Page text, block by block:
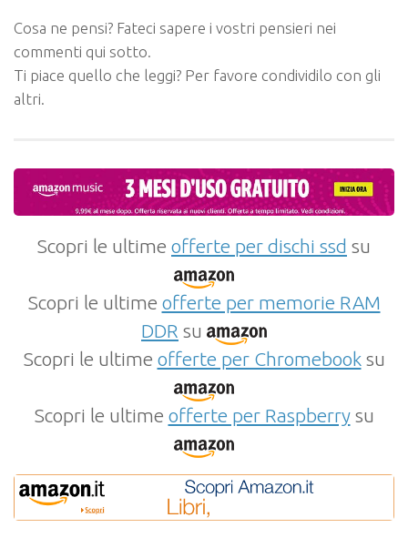
Cosa ne pensi? Fateci sapere i vostri pensieri nei
commenti qui sotto.
Ti piace quello che leggi? Per favore condividilo con gli
altri.
Scopri le ultime offerte per dischi ssd su
Scopri le ultime offerte per memorie RAM
DDR su
Scopri le ultime offerte per Chromebooksu
Scopri le ultime offerte per Raspberrysu